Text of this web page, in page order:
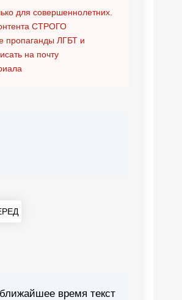
для совершеннолетних.
СТРОГО
пропаганды ЛГБТ и
на почту
время текст